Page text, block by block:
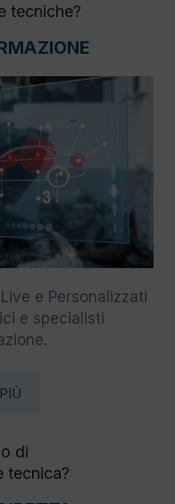
tecniche?
e Personalizzati
e specialisti
di
tecnica?